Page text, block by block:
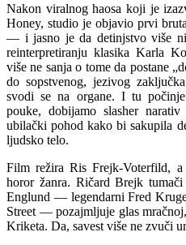
Nakon viralnog haosa koji je
Honey, studio je objavio prvi
— i jasno je da detinjstvo više
reinterpretiranju klasika Karla
više ne sanja o tome da postane
do sopstvenog, jezivog
svodi se na organe. I tu
pouke, dobijamo slasher
ubilački pohod kako bi sakupila
ljudsko telo.
Film režira Ris Frejk-Voterfild,
horor žanra. Ričard Brejk
Englund — legendarni Fred
Street — pozajmljuje glas
Kriketa. Da, savest više ne zvuči